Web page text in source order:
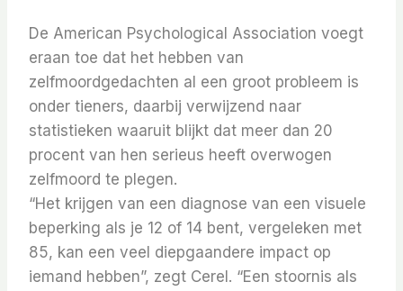
De American Psychological Association voegt
eraan toe dat het hebben van
zelfmoordgedachten al een groot probleem is
onder tieners, daarbij verwijzend naar
statistieken waaruit blijkt dat meer dan 20
procent van hen serieus heeft overwogen
zelfmoord te plegen.
“Het krijgen van een diagnose van een visuele
beperking als je 12 of 14 bent, vergeleken met
85, kan een veel diepgaandere impact op
iemand hebben”, zegt Cerel. “Een stoornis als